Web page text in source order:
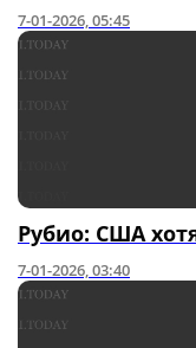
7-01-2026, 05:45
Рубио: США
7-01-2026, 03:40